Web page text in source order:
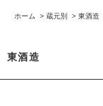
ホーム > 蔵元別 > 東酒造
東酒造